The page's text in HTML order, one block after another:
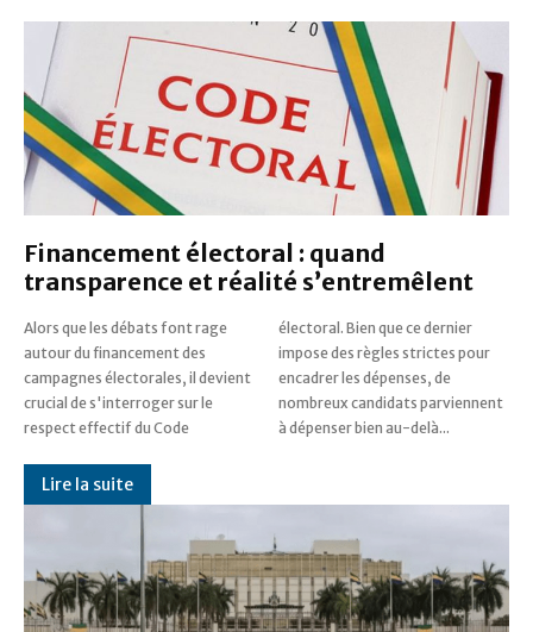
Financement électoral : quand
transparence et réalité s’entremêlent
Alors que les débats font rage
autour du financement des
campagnes électorales, il devient
crucial de s'interroger sur le
respect effectif du Code
électoral. Bien que ce dernier
impose des règles strictes pour
encadrer les dépenses, de
nombreux candidats parviennent
à dépenser bien au-delà...
Lire la suite